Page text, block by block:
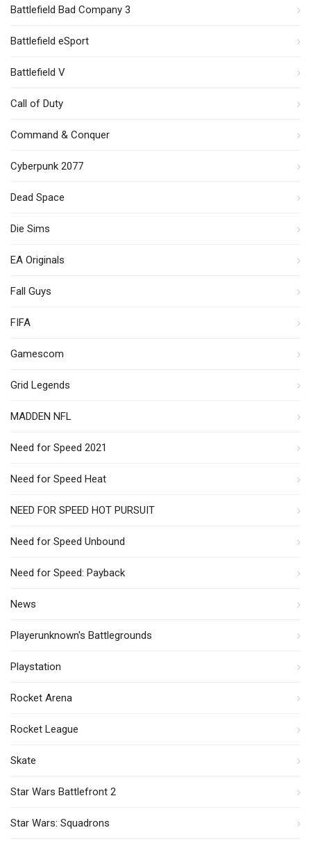
Battlefield Bad Company 3
Battlefield eSport
Battlefield V
Call of Duty
Command & Conquer
Cyberpunk 2077
Dead Space
Die Sims
EA Originals
Fall Guys
FIFA
Gamescom
Grid Legends
MADDEN NFL
Need for Speed 2021
Need for Speed Heat
NEED FOR SPEED HOT PURSUIT
Need for Speed Unbound
Need for Speed: Payback
News
Playerunknown's Battlegrounds
Playstation
Rocket Arena
Rocket League
Skate
Star Wars Battlefront 2
Star Wars: Squadrons